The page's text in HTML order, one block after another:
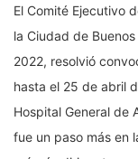
El Comité Ejecutivo
la Ciudad de
2022, resolvió
hasta el 25 de abril
Hospital General de
fue un paso más en